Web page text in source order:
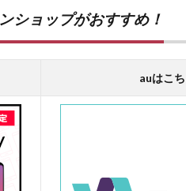
ショップがおすすめ！
auはこち